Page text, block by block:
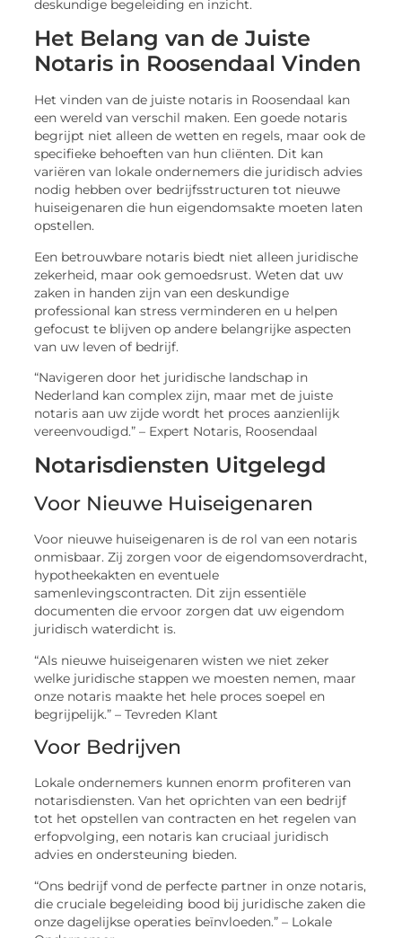
deskundige begeleiding en inzicht.
Het Belang van de Juiste
Notaris in Roosendaal Vinden
Het vinden van de juiste notaris in Roosendaal kan
een wereld van verschil maken. Een goede notaris
begrijpt niet alleen de wetten en regels, maar ook de
specifieke behoeften van hun cliënten. Dit kan
variëren van lokale ondernemers die juridisch advies
nodig hebben over bedrijfsstructuren tot nieuwe
huiseigenaren die hun eigendomsakte moeten laten
opstellen.
Een betrouwbare notaris biedt niet alleen juridische
zekerheid, maar ook gemoedsrust. Weten dat uw
zaken in handen zijn van een deskundige
professional kan stress verminderen en u helpen
gefocust te blijven op andere belangrijke aspecten
van uw leven of bedrijf.
“Navigeren door het juridische landschap in
Nederland kan complex zijn, maar met de juiste
notaris aan uw zijde wordt het proces aanzienlijk
vereenvoudigd.” – Expert Notaris, Roosendaal
Notarisdiensten Uitgelegd
Voor Nieuwe Huiseigenaren
Voor nieuwe huiseigenaren is de rol van een notaris
onmisbaar. Zij zorgen voor de eigendomsoverdracht,
hypotheekakten en eventuele
samenlevingscontracten. Dit zijn essentiële
documenten die ervoor zorgen dat uw eigendom
juridisch waterdicht is.
“Als nieuwe huiseigenaren wisten we niet zeker
welke juridische stappen we moesten nemen, maar
onze notaris maakte het hele proces soepel en
begrijpelijk.” – Tevreden Klant
Voor Bedrijven
Lokale ondernemers kunnen enorm profiteren van
notarisdiensten. Van het oprichten van een bedrijf
tot het opstellen van contracten en het regelen van
erfopvolging, een notaris kan cruciaal juridisch
advies en ondersteuning bieden.
“Ons bedrijf vond de perfecte partner in onze notaris,
die cruciale begeleiding bood bij juridische zaken die
onze dagelijkse operaties beïnvloeden.” – Lokale